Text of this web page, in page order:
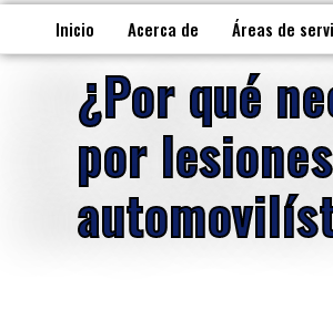
Inicio Acerca de Áreas de
¿Por qué
por